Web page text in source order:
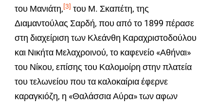
του Μανιάτη,[3] του Μ. Σκαπέτη, της
Διαμαντούλας Σαρδή, που από το 1899 πέρασε
στη διαχείριση των Κλεάνθη Καραχριστοδούλου
και Νικήτα Μελαχροινού, το καφενείο «Αθήναι»
του Νίκου, επίσης του Καλομοίρη στην πλατεία
του τελωνείου που τα καλοκαίρια έφερνε
καραγκιόζη, η «Θαλάσσια Αύρα» των αφων